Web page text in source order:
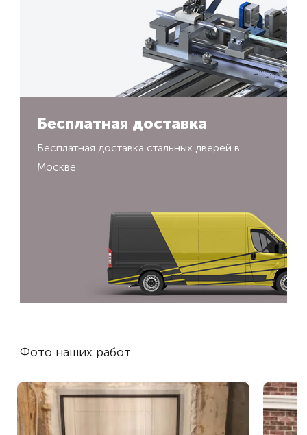
Бесплатная доставка
Бесплатная доставка стальных дверей в
Москве
Фото наших работ